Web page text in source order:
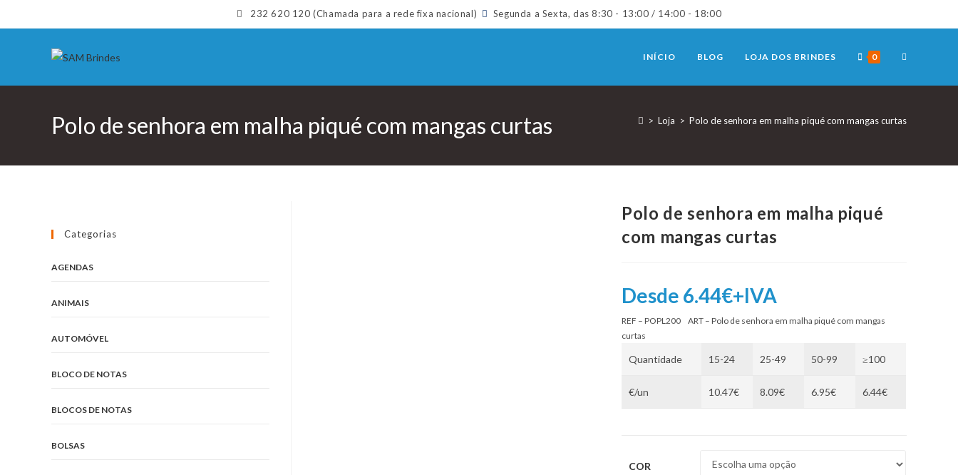
to
232 620 120 (Chamada para a rede fixa nacional) Segunda a Sexta, das 8:30 - 13:00 / 14:00 - 18:00
INÍCIO BLOG LOJA DOS BRINDES 0 TOGGLE
Polo de senhora em malha piqué com mangas curtas > Loja > Polo de senhora em malha piqué com mangas curtas
Polo de senhora em malha piqué
com mangas curtas
Desde 6.44€+IVA
REF – POPL200 ART – Polo de senhora em malha piqué com mangas
curtas
Quantidade 15-24 25-49 50-99 ≥100
€/un 10.47€ 8.09€ 6.95€ 6.44€
COR
Categorias
AGENDAS
ANIMAIS
AUTOMÓVEL
BLOCO DE NOTAS
BLOCOS DE NOTAS
BOLSAS